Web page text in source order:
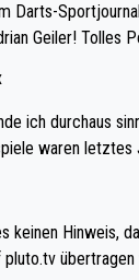
Darts-
Geiler! Tolles
ich durchaus
der Welt eh qualifi
automatische
J